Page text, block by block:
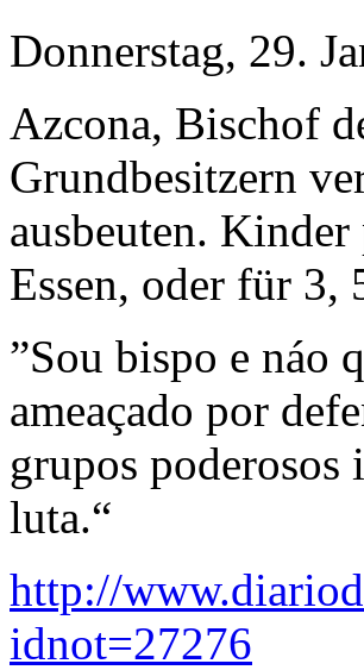
Donnerstag, 29.
Azcona, Bischof
Grundbesitzern
ausbeuten.
Essen, oder für 3,
”Sou bispo e náo
ameaçado por
grupos
luta.“
http://
idnot=27276